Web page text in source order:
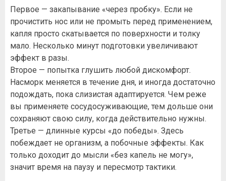
Первое — закапывание «через пробку». Если не
прочистить нос или не промыть перед применением,
капля просто скатывается по поверхности и толку
мало. Несколько минут подготовки увеличивают
эффект в разы.
Второе — попытка глушить любой дискомфорт.
Насморк меняется в течение дня, и иногда достаточно
подождать, пока слизистая адаптируется. Чем реже
вы применяете сосудосуживающие, тем дольше они
сохраняют свою силу, когда действительно нужны.
Третье — длинные курсы «до победы». Здесь
побеждает не организм, а побочные эффекты. Как
только доходит до мысли «без капель не могу»,
значит время на паузу и пересмотр тактики.